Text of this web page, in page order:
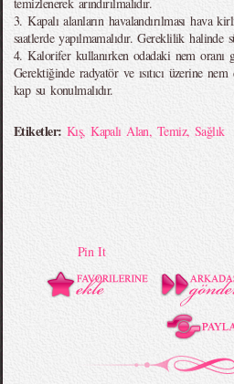
3. Kapalı alanların havalandırılması hava
saatlerde yapılmamalıdır. Gereklilik halinde
4. Kalorifer kullanırken odadaki nem oranı
Gerektiğinde radyatör ve ısıtıcı üzerine
kap su konulmalıdır.
Etiketler: Kış,Kapalı Alan, Temiz, Sağlık
Pin It